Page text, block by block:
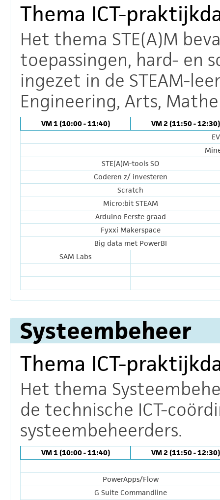
Thema ICT-
Het thema STE(A)M
toepassingen, hard- en
ingezet in de STEAM-
Engineering, Arts,
VM 1 (10:00 - 11:40)
VM 2 (11:50 - 12:30)
STE(A)M-tools SO
Coderen z/ investeren
Scratch
Micro:bit STEAM
Arduino Eerste graad
Fyxxi Makerspace
Big data met PowerBI
SAM Labs
Systeembeheer
Thema ICT-
Het thema
de technische ICT-
systeembeheerders.
VM 1 (10:00 - 11:40) VM 2 (11:50 - 12:30)
PowerApps/Flow
G Suite Commandline